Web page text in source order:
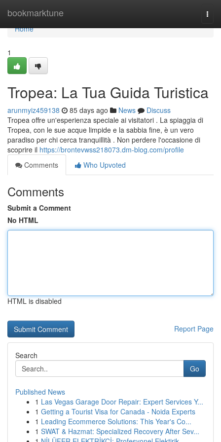
bookmarktune
Home
Home
1
Tropea: La Tua Guida Turistica
arunmyiz459138 85 days ago News
Discuss
Tropea offre un'esperienza speciale ai visitatori . La spiaggia di
Tropea, con le sue acque limpide e la sabbia fine, è un vero
paradiso per chi cerca tranquillità . Non perdere l'occasione di
scoprire il https://brontevwss218073.dm-blog.com/profile
Comments
Who Upvoted
Comments
Submit a Comment
No HTML
HTML is disabled
Report Page
Search
Go
Published News
1 Las Vegas Garage Door Repair: Expert Services Y...
1 Getting a Tourist Visa for Canada - Noida Experts
1 Leading Ecommerce Solutions: This Year's Co...
1 SWAT & Hazmat: Specialized Recovery After Sev...